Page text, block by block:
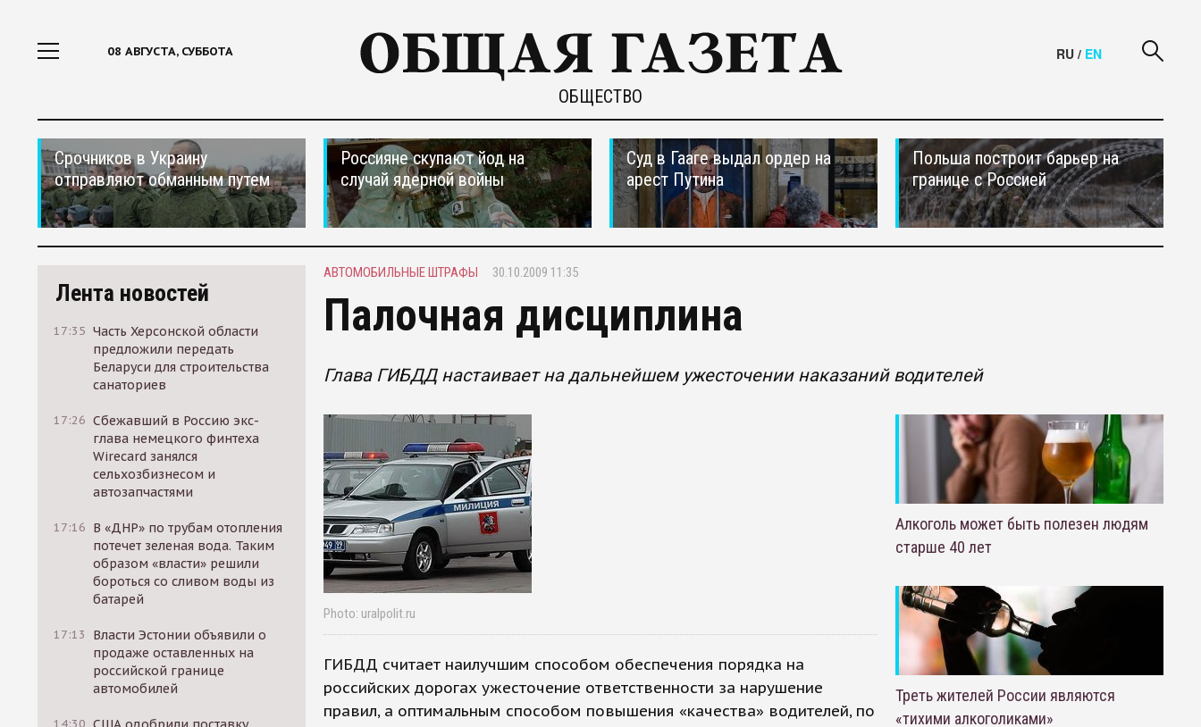
08 АВГУСТА, СУББОТА
ОБЩЕСТВО
RU / EN
Срочников в Украину
отправляют обманным путем
Россияне скупают йод на
случай ядерной войны
Суд в Гааге выдал ордер на
арест Путина
Польша построит барьер на
границе с Россией
Лента новостей
17:35 Часть Херсонской области
предложили передать
Беларуси для строительства
санаториев
17:26 Сбежавший в Россию экс-
глава немецкого финтеха
Wirecard занялся
сельхозбизнесом и
автозапчастями
17:16 В «ДНР» по трубам отопления
потечет зеленая вода. Таким
образом «власти» решили
бороться со сливом воды из
батарей
17:13
Власти Эстонии объявили о
продаже оставленных на
российской границе
автомобилей
14:30
АВТОМОБИЛЬНЫЕ ШТРАФЫ 30.10.2009 11:35
Палочная дисциплина
Глава ГИБДД настаивает на дальнейшем ужесточении наказаний водителей
Photo: uralpolit.ru
ГИБДД считает наилучшим способом обеспечения порядка на
российских дорогах ужесточение ответственности за нарушение
правил, а оптимальным способом повышения «качества» водителей, по
Алкоголь может быть полезен людям
старше 40 лет
Треть жителей России являются
«тихими алкоголиками»